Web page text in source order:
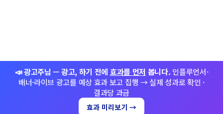
📣 광고주님 — 광고, 하기 전에 효과를 먼저 봅니다. 인플루언서·
배너·라이브 광고를 예상 효과 보고 집행 → 실제 성과로 확인 ·
결과당 과금
효과 미리보기 →